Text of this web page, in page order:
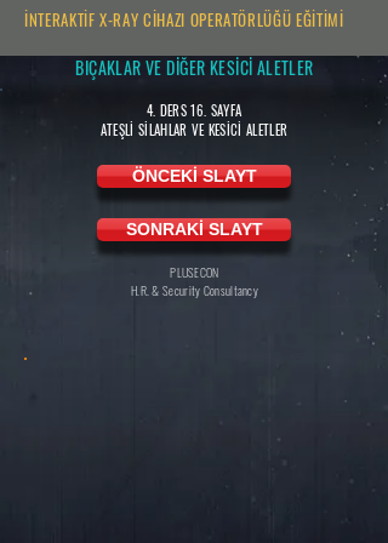
İNTERAKTİF X-RAY CİHAZI OPERATÖRLÜĞÜ EĞİTİMİ
BIÇAKLAR VE DİĞER KESİCİ ALETLER
4. DERS 16. SAYFA
ATEŞLİ SİLAHLAR VE KESİCİ ALETLER
ÖNCEKİ SLAYT
SONRAKİ SLAYT
PLUSECON
H.R. & Security Consultancy